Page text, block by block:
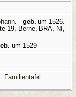
geb. um 1526,
19, Berne, BRA, NI,
um 1529
Familientafel